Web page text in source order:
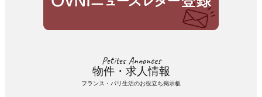
Petites Annonces
物件・求人情報
フランス・パリ生活のお役立ち掲示板